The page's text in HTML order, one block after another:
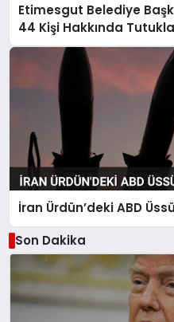
Etimesgut Belediye
44 Kişi Hakkında
İran Ürdün’deki ABD
Son Dakika